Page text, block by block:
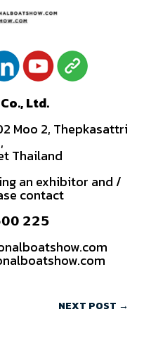
Ltd.
Moo 2, Thepkasattri
Thailand
an exhibitor and /
contact
𝟮𝟮𝟱
NEXT POST →